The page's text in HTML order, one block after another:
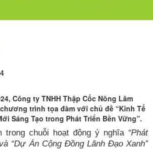
Công ty TNHH Thập Cốc Nông Lâm
trình tọa đàm với chủ đề “Kinh Tế
Sáng Tạo trong Phát Triển Bền Vững”.
trong chuỗi hoạt động ý nghĩa “Phát
“Dự Án Cộng Đồng Lãnh Đạo Xanh”